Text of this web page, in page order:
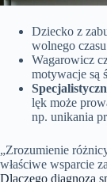
Dziecko z
wolnego
Wagarowicz
motywacje są
lęk może
np. unikania
„Zrozumienie
właściwe wsparcie
Dlaczego diagnoza